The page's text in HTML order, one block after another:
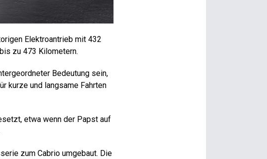
Elektroantrieb mit 432
zu 473 Kilometern.
Bedeutung sein,
kurze und langsame Fahrten
etwa wenn der Papst auf
zum Cabrio umgebaut. Die